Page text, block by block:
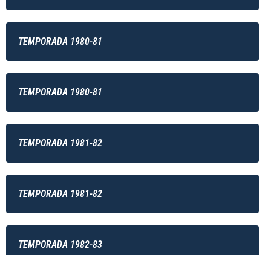
TEMPORADA 1980-81
TEMPORADA 1980-81
TEMPORADA 1981-82
TEMPORADA 1981-82
TEMPORADA 1982-83